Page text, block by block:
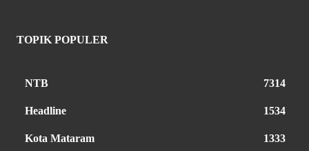
TOPIK POPULER
NTB 7314
Headline 1534
Kota Mataram 1333